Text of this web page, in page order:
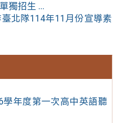
學年度第一次高中英語聽
獨招生 ...
北隊114年11月份宣導素